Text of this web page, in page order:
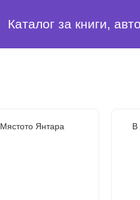
Каталог за книги,
Мястото Янтара
В